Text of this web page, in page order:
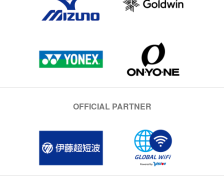
OFFICIAL PARTNER